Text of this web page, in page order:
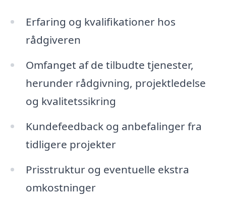
Erfaring og kvalifikationer hos
rådgiveren
Omfanget af de tilbudte tjenester,
herunder rådgivning, projektledelse
og kvalitetssikring
Kundefeedback og anbefalinger fra
tidligere projekter
Prisstruktur og eventuelle ekstra
omkostninger